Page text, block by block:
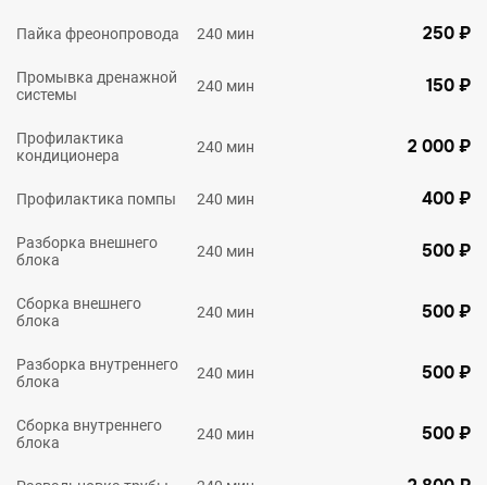
Пайка фреонопровода 240 мин 250 ₽
Промывка дренажной
системы
240 мин 150 ₽
Профилактика
кондиционера
240 мин 2 000 ₽
Профилактика помпы 240 мин 400 ₽
Разборка внешнего
блока
240 мин 500 ₽
Сборка внешнего
блока
240 мин 500 ₽
Разборка внутреннего
блока
240 мин 500 ₽
Сборка внутреннего
блока
240 мин 500 ₽